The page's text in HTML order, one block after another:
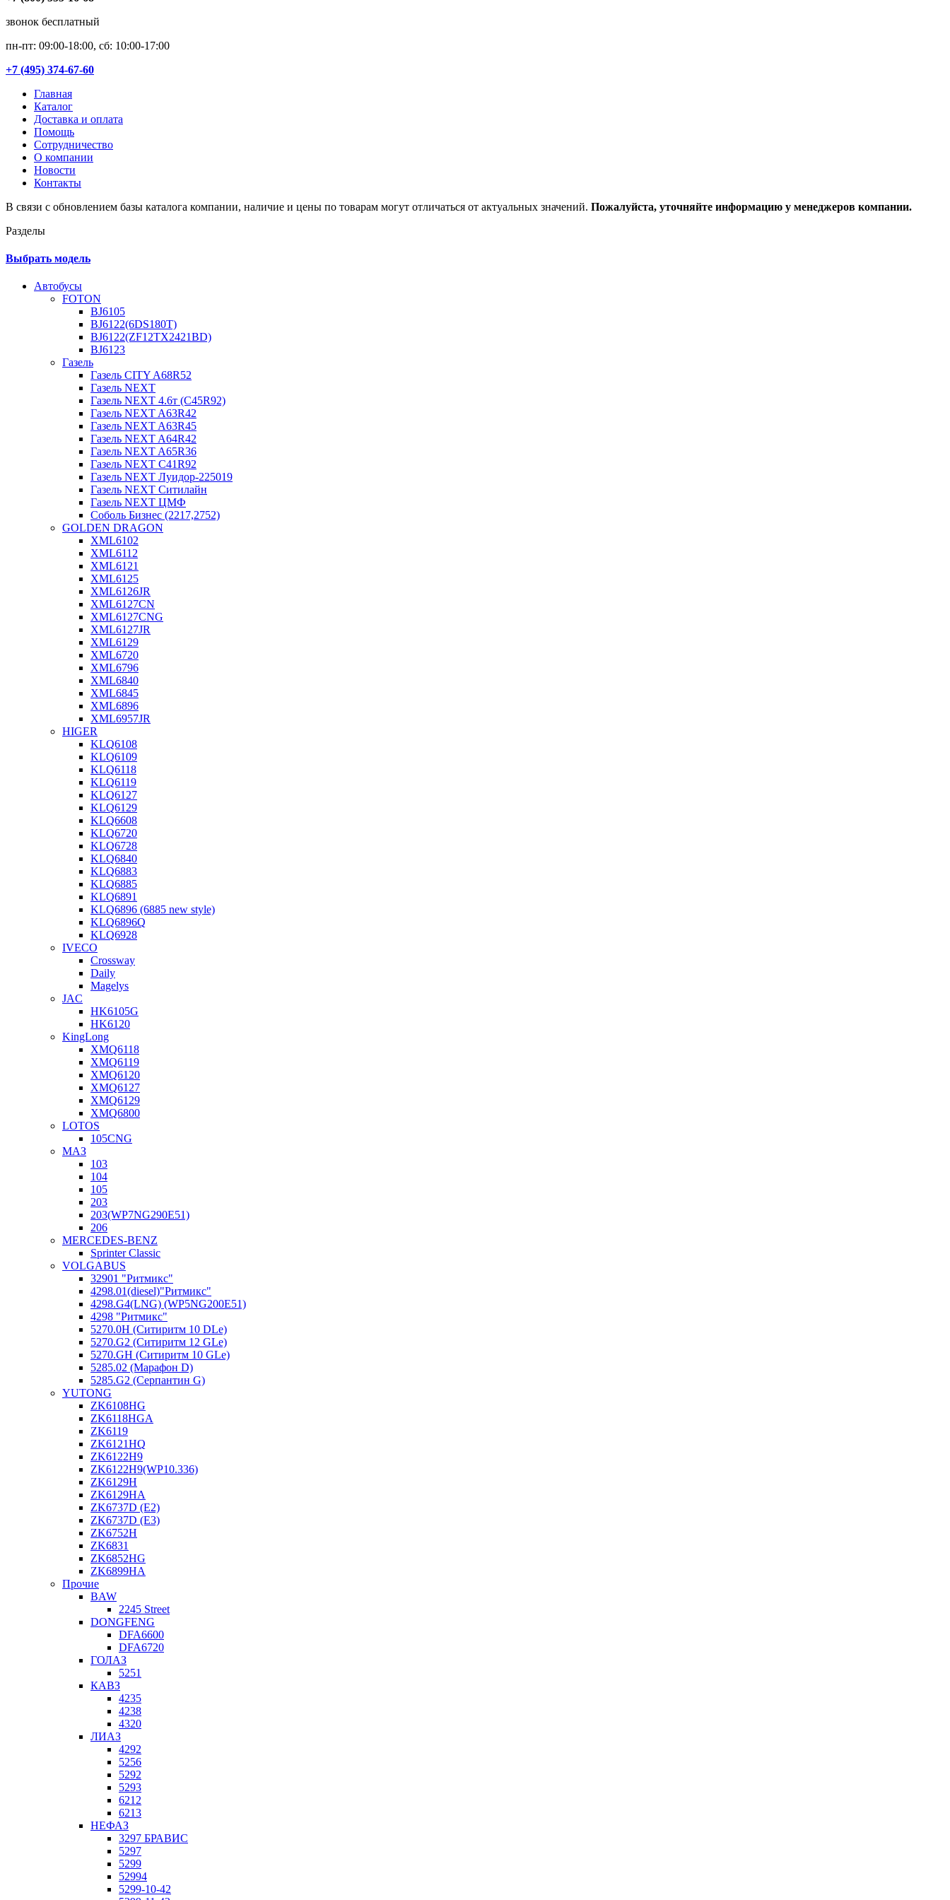
звонок бесплатный
пн-пт: 09:00-18:00, сб: 10:00-17:00
+7 (495) 374-67-60
Главная
Каталог
Доставка и оплата
Помощь
Сотрудничество
О компании
Новости
Контакты
В связи с обновлением базы каталога компании, наличие и цены по товарам могут отличаться от актуальных значений. Пожалуйста, уточняйте информацию у менеджеров компании.
Разделы
Выбрать модель
Автобусы
FOTON
BJ6105
BJ6122(6DS180T)
BJ6122(ZF12TX2421BD)
BJ6123
Газель
Газель CITY A68R52
Газель NEXT
Газель NEXT 4.6т (C45R92)
Газель NEXT A63R42
Газель NEXT A63R45
Газель NEXT A64R42
Газель NEXT A65R36
Газель NEXT C41R92
Газель NEXT Луидор-225019
Газель NEXT Ситилайн
Газель NEXT ЦМФ
Соболь Бизнес (2217,2752)
GOLDEN DRAGON
XML6102
XML6112
XML6121
XML6125
XML6126JR
XML6127CN
XML6127CNG
XML6127JR
XML6129
XML6720
XML6796
XML6840
XML6845
XML6896
XML6957JR
HIGER
KLQ6108
KLQ6109
KLQ6118
KLQ6119
KLQ6127
KLQ6129
KLQ6608
KLQ6720
KLQ6728
KLQ6840
KLQ6883
KLQ6885
KLQ6891
KLQ6896 (6885 new style)
KLQ6896Q
KLQ6928
IVECO
Crossway
Daily
Magelys
JAC
HK6105G
HK6120
KingLong
XMQ6118
XMQ6119
XMQ6120
XMQ6127
XMQ6129
XMQ6800
LOTOS
105CNG
МАЗ
103
104
105
203
203(WP7NG290E51)
206
MERCEDES-BENZ
Sprinter Classic
VOLGABUS
32901 "Ритмикc"
4298.01(diesel)"Ритмикс"
4298.G4(LNG) (WP5NG200E51)
4298 "Ритмикс"
5270.0H (Ситиритм 10 DLe)
5270.G2 (Ситиритм 12 GLe)
5270.GH (Ситиритм 10 GLe)
5285.02 (Марафон D)
5285.G2 (Серпантин G)
YUTONG
ZK6108HG
ZK6118HGA
ZK6119
ZK6121HQ
ZK6122H9
ZK6122H9(WP10.336)
ZK6129H
ZK6129HA
ZK6737D (E2)
ZK6737D (E3)
ZK6752H
ZK6831
ZK6852HG
ZK6899HA
Прочие
BAW
2245 Street
DONGFENG
DFA6600
DFA6720
ГОЛАЗ
5251
КАВЗ
4235
4238
4320
ЛИАЗ
4292
5256
5292
5293
6212
6213
НЕФАЗ
3297 БРАВИС
5297
5299
52994
5299-10-42